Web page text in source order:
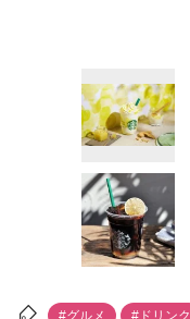
#グルメ #ドリンク